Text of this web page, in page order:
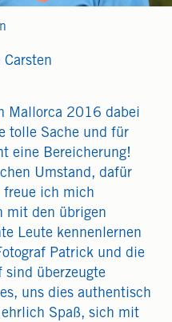
Mallorca 2016 dabei
tolle Sache und für
eine Bereicherung!
Umstand, dafür
freue ich mich
mit den übrigen
Leute kennenlernen
Patrick und die
sind überzeugte
uns dies authentisch
Spaß, sich mit